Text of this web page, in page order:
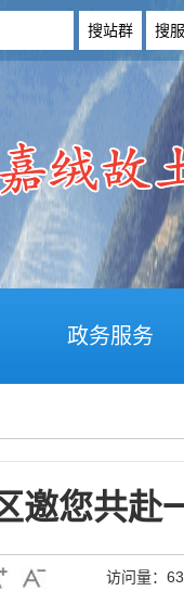
政务服务
邀您共赴
访问量：